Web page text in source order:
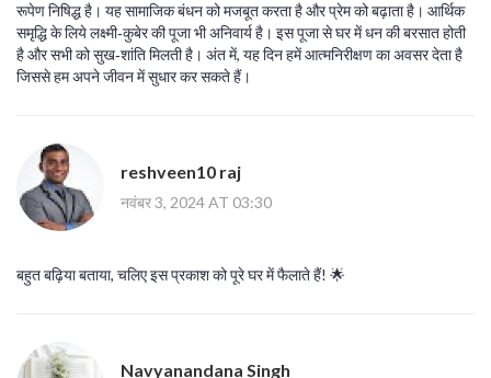
रूपेण निषिद्ध है। यह सामाजिक बंधन को मजबूत करता है और प्रेम को बढ़ाता है। आर्थिक
समृद्धि के लिये लक्ष्मी‑कुबेर की पूजा भी अनिवार्य है। इस पूजा से घर में धन की बरसात होती
है और सभी को सुख‑शांति मिलती है। अंत में, यह दिन हमें आत्मनिरीक्षण का अवसर देता है
जिससे हम अपने जीवन में सुधार कर सकते हैं।
reshveen10 raj
नवंबर 3, 2024 AT 03:30
बहुत बढ़िया बताया, चलिए इस प्रकाश को पूरे घर में फैलाते हैं! 🌟
Navyanandana Singh